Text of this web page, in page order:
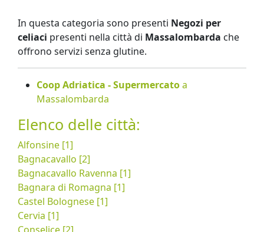
In questa categoria sono presenti Negozi per
celiaci presenti nella città di Massalombarda che
offrono servizi senza glutine.
Coop Adriatica - Supermercatoa
Massalombarda
Elenco delle città:
Alfonsine [1]
Bagnacavallo [2]
Bagnacavallo Ravenna [1]
Bagnara di Romagna [1]
Castel Bolognese [1]
Cervia [1]